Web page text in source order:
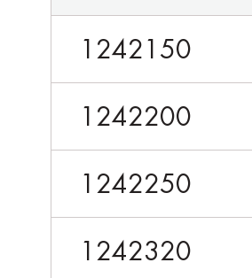
1242150
1242200
1242250
1242320